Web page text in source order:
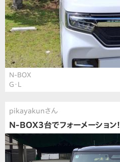
N-BOX
G・L
pikayakunさん
N-BOX3台でフォーメーション！